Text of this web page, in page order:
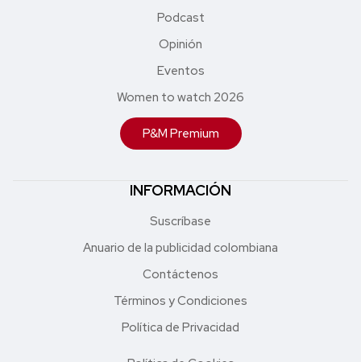
Podcast
Opinión
Eventos
Women to watch 2026
P&M Premium
INFORMACIÓN
Suscríbase
Anuario de la publicidad colombiana
Contáctenos
Términos y Condiciones
Política de Privacidad